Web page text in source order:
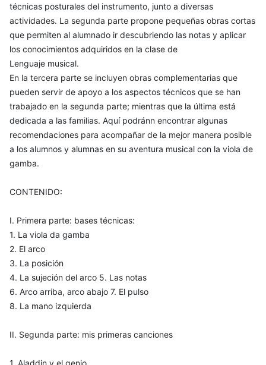
técnicas posturales del instrumento, junto a diversas
actividades. La segunda parte propone pequeñas obras cortas
que permiten al alumnado ir descubriendo las notas y aplicar
los conocimientos adquiridos en la clase de
Lenguaje musical.
En la tercera parte se incluyen obras complementarias que
pueden servir de apoyo a los aspectos técnicos que se han
trabajado en la segunda parte; mientras que la última está
dedicada a las familias. Aquí podránn encontrar algunas
recomendaciones para acompañar de la mejor manera posible
a los alumnos y alumnas en su aventura musical con la viola de
gamba.
CONTENIDO:
I. Primera parte: bases técnicas:
1. La viola da gamba
2. El arco
3. La posición
4. La sujeción del arco 5. Las notas
6. Arco arriba, arco abajo 7. El pulso
8. La mano izquierda
II. Segunda parte: mis primeras canciones
1. Aladdin y el genio